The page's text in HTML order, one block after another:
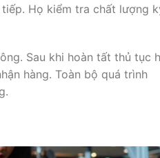
Họ kiểm tra chất lượng
Sau khi hoàn tất thủ tục
hàng. Toàn bộ quá trình